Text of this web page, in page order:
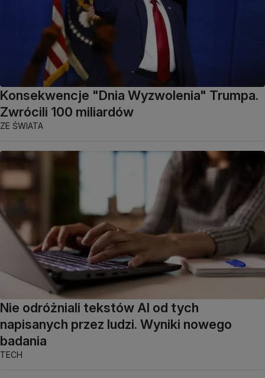
Konsekwencje "Dnia Wyzwolenia" Trumpa.
Zwrócili 100 miliardów
ZE ŚWIATA
Nie odróżniali tekstów AI od tych
napisanych przez ludzi. Wyniki nowego
badania
TECH